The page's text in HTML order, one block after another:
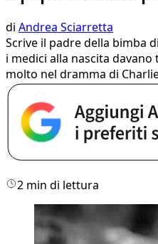
di Andrea Sciarretta
Scrive il padre della bimba
i medici alla nascita
molto nel dramma di
2 min di lettura